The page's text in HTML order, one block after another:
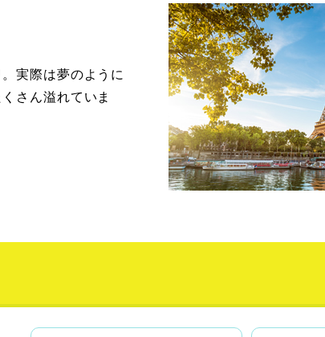
実際は夢のように
さん溢れていま